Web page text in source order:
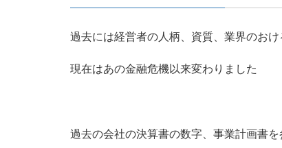
過去には経営者の人柄、資質、業界のお
現在はあの金融危機以来変わりました
過去の会社の決算書の数字、事業計画書を